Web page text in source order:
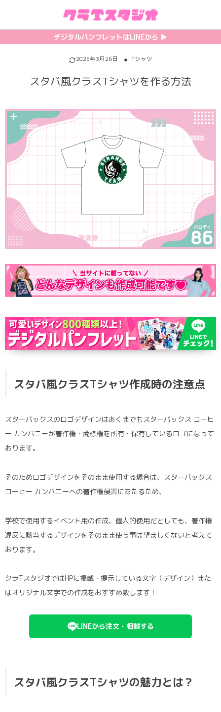
デジタルパンフレットはLINEから ▶︎︎
2025年3月26日 Tシャツ
スタバ風クラスTシャツを作る方法
スタバ風クラスTシャツ作成時の注意点
スターバックスのロゴデザインはあくまでもスターバックス コーヒ
ー カンパニーが著作権・商標権を所有・保有しているロゴになって
おります。
そのためロゴデザインをそのまま使用する場合は、スターバックス
コーヒー カンパニーへの著作権侵害にあたるため、
学校で使用するイベント用の作成、個人的使用だとしても、著作権
違反に該当するデザインをそのまま使う事は望ましくないと考えて
おります。
クラTスタジオではHPに掲載・提示している文字（デザイン）また
はオリジナル文字での作成をおすすめ致します！
LINEから注文・相談する
スタバ風クラスTシャツの魅力とは？
初めての方へ
クラスTシャツの注文方法
料金について
お支払い方法について
キャンセル・変更について
無料でLINE相談する
カテゴリ一覧
ホッケーユニフォーム
バスケユニフォーム
ゲーム
グリッター&ラメ
ポロシャツ
パーカー・スウェット
ラグビーユニフォーム
フルカラー
部活動
特集記事
【最新】流行りの背ネーム特集
【インスタ映え】おすすめクラT集
韓国パロディ人気デザイン特集
おしゃれデザインクラスTシャツ
おもしろクラスTシャツ
かっこいいクラスTシャツ
ニュース
プリント
フォントを選ぶ
シルクスクリーンについて
昇華プリントについて
DTFプリントについて
SDGsについて